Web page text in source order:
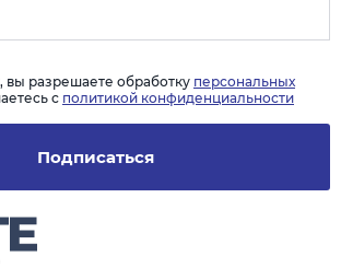
Подписаться
вы разрешаете обработку персональных
с политикой конфиденциальности